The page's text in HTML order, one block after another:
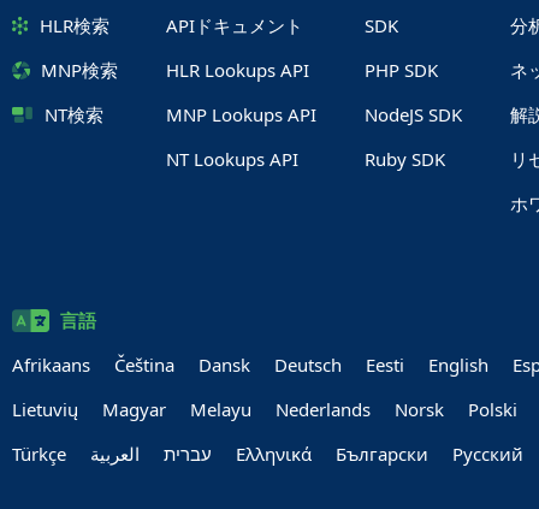
HLR検索
MNP検索
NT検索
APIドキュメント
HLR Lookups API
MNP Lookups API
NT Lookups API
SDK
PHP SDK
NodeJS SDK
Ruby SDK
分
ネ
解
リ
ホ
言語
Afrikaans
Čeština Dansk Deutsch Eesti English
Lietuvių
Magyar Melayu Nederlands Norsk
Polski
Türkçe
العربية‏ עברית‏ Ελληνικά Български Руccкий